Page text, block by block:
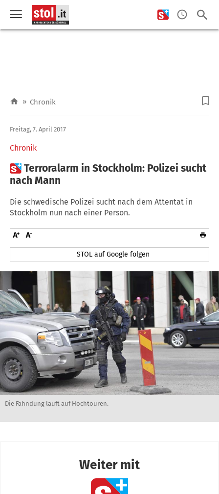
» Chronik
Chronik
Freitag, 7. April 2017
Terroralarm in Stockholm: Polizei sucht
nach Mann
Die schwedische Polizei sucht nach dem Attentat in
Stockholm nun nach einer Person.
STOL auf Google folgen
Die Fahndung läuft auf Hochtouren.